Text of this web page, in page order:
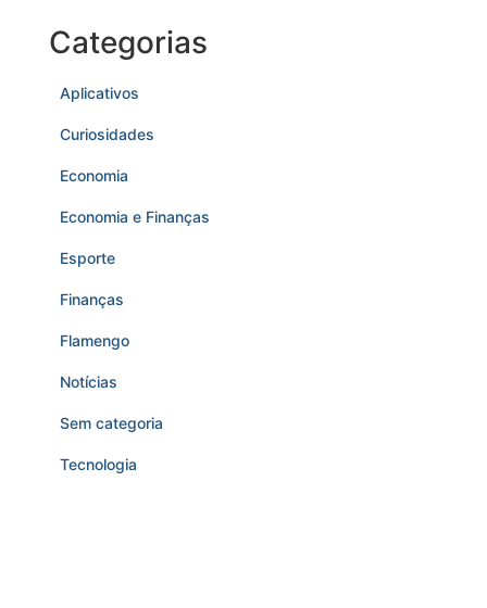
Categorias
Aplicativos
Curiosidades
Economia
Economia e Finanças
Esporte
Finanças
Flamengo
Notícias
Sem categoria
Tecnologia